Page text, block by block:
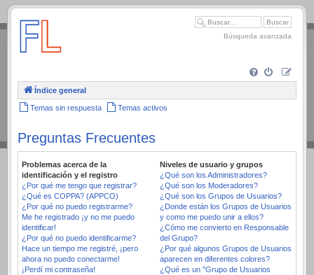
.
Búsqueda avanzada
Índice general
Temas sin respuesta Temas activos
Preguntas Frecuentes
Problemas acerca de la
identificación y el registro
¿Por qué me tengo que registrar?
¿Qué es COPPA? (APPCO)
¿Por qué no puedo registrarme?
Me he registrado ¡y no me puedo
identificar!
¿Por qué no puedo identificarme?
Hace un tiempo me registré, ¡pero
ahora no puedo conectarme!
¡Perdí mi contraseña!
Niveles de usuario y grupos
¿Qué son los Administradores?
¿Qué son los Moderadores?
¿Qué son los Grupos de Usuarios?
¿Donde están los Grupos de Usuarios
y como me puedo unir a ellos?
¿Cómo me convierto en Responsable
del Grupo?
¿Por qué algunos Grupos de Usuarios
aparecen en diferentes colores?
¿Qué es un "Grupo de Usuarios